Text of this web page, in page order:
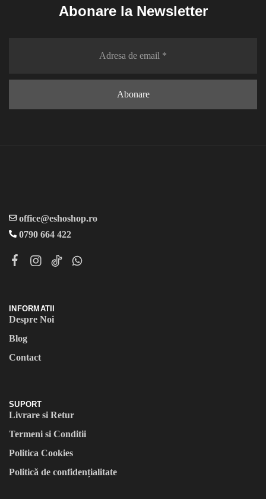
Abonare la Newsletter
office@eshoshop.ro
0790 664 422
INFORMATII
Despre Noi
Blog
Contact
SUPORT
Livrare si Retur
Termeni si Conditii
Politica Cookies
Politică de confidențialitate